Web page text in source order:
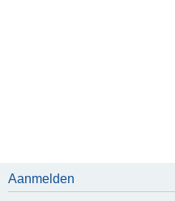
Aanmelden